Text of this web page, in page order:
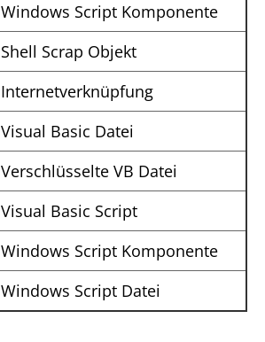
Windows Script Komponente
Shell Scrap Objekt
Internetverknüpfung
Visual Basic Datei
Verschlüsselte VB Datei
Visual Basic Script
Windows Script Komponente
Windows Script Datei